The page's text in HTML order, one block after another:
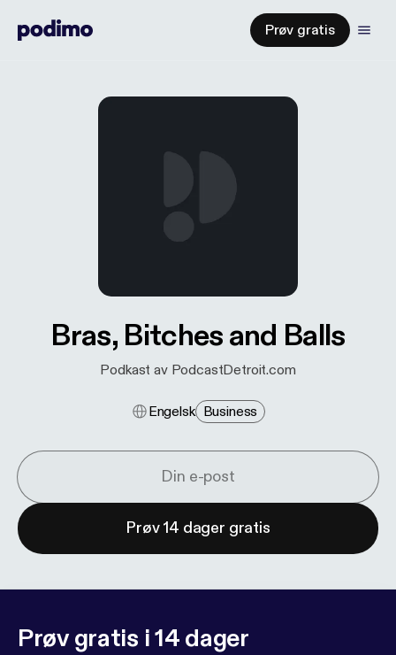
Prøv gratis
Bras, Bitches and Balls
Podkast av PodcastDetroit.com
Engelsk Business
Prøv 14 dager gratis
Prøv gratis i 14 dager